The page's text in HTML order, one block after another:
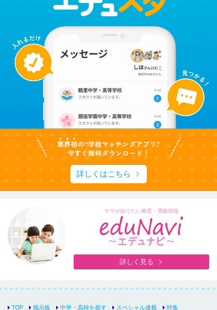
詳しくはこちら
ママが知りたい教育・受験情報
詳しく見る
TOP 掲示板 中学・高校を探す スペシャル連載 特集